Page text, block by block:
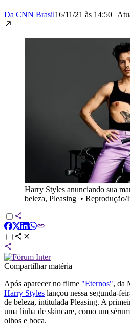
Da CNN Brasil16/11/21 às 14:50 |
Harry Styles anunciando sua
beleza, Pleasing • Reprodução/
Compartilhar matéria
Após aparecer no filme "Eternos", da
Harry Styles lançou nessa segunda-
de beleza, intitulada Pleasing. A
uma linha de skincare, como um
olhos e boca.